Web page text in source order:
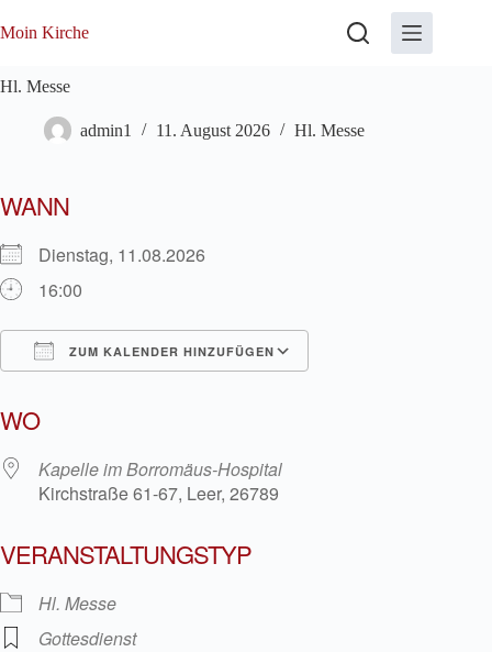
Inhalt
Moin Kirche
Hl. Messe
admin1 11. August 2026 Hl. Messe
WANN
Dienstag, 11.08.2026
16:00
ZUM KALENDER HINZUFÜGEN
WO
Kapelle im Borromäus-Hospital
Kirchstraße 61-67, Leer, 26789
VERANSTALTUNGSTYP
Hl. Messe
Gottesdienst